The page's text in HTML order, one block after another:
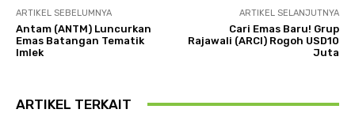
ARTIKEL SEBELUMNYA
Antam (ANTM) Luncurkan
Emas Batangan Tematik
Imlek
ARTIKEL SELANJUTNYA
Cari Emas Baru! Grup
Rajawali (ARCI) Rogoh USD10
Juta
ARTIKEL TERKAIT